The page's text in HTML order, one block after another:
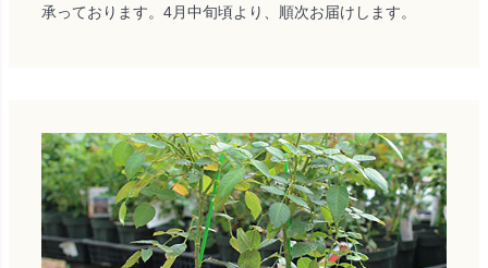
承っております。4月中旬頃より、順次お届けします。